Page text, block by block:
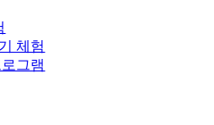
체험
그램